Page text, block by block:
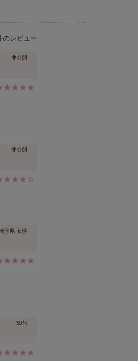
非公開
非公開
玉県 女性
30代